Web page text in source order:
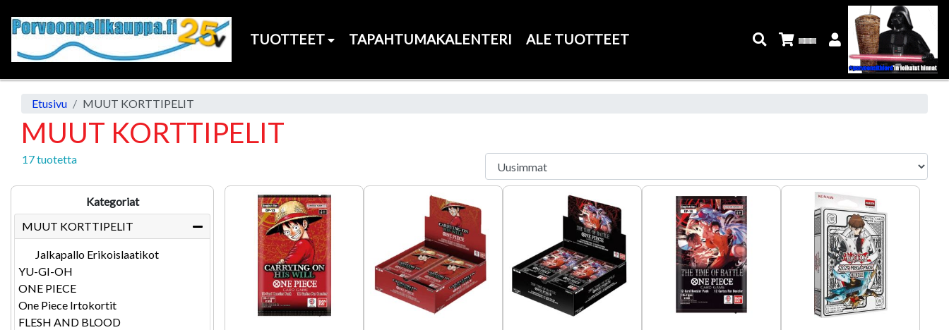
TUOTTEET TAPAHTUMAKALENTERI ALE TUOTTEET
Etusivu MUUT KORTTIPELIT
MUUT KORTTIPELIT
17 tuotetta
Kategoriat
MUUT KORTTIPELIT
Jalkapallo Erikoislaatikot
YU-GI-OH
ONE PIECE
One Piece Irtokortit
FLESH AND BLOOD